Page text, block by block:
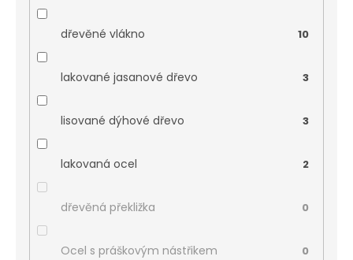
dřevěné vlákno 10
lakované jasanové dřevo 3
lisované dýhové dřevo 3
lakovaná ocel 2
dřevěná překližka 0
Ocel s práškovým nástřikem 0